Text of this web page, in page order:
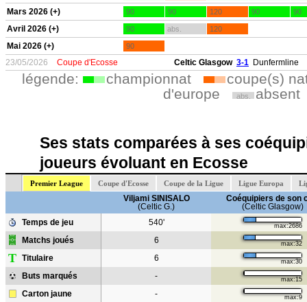
Mars 2026 (+) 90 90 120 90 90
Avril 2026 (+) 90 abs. 120
Mai 2026 (+) 90
23/05/2026 Coupe d'Ecosse Celtic Glasgow 3-1 Dunfermline
légende: championnat
coupe(s)
d'europe
abs. absent
Ses stats comparées à ses
joueurs évoluant en Ecosse
Premier League Coupe d'Ecosse Coupe de la Ligue Ligue Europa
Viljami SINISALO
(Celtic G.)
Coéquipiers de son
(Celtic Glasgow)
Temps de jeu
540' max:2686
Matchs joués 6 max:32
T Titulaire 6 max:30
Buts marqués - max:15
Carton jaune - max:9